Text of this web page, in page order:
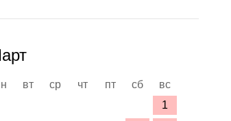
вт ср чт пт сб
вс
1